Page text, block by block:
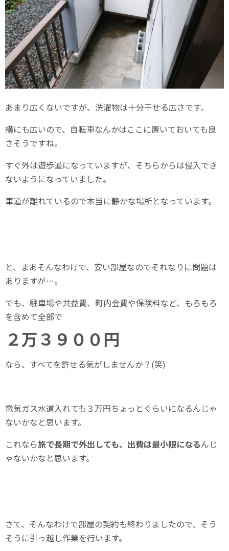
あまり広くないですが、洗濯物は十分干せる広さです。
横にも広いので、自転車なんかはここに置いておいても良
さそうですね。
すぐ外は遊歩道になっていますが、そちらからは侵入でき
ないようになっていました。
車道が離れているので本当に静かな場所となっています。
と、まあそんなわけで、安い部屋なのでそれなりに問題は
ありますが…。
でも、駐車場や共益費、町内会費や保険料など、もろもろ
を含めて全部で
２万３９００円
なら、すべてを許せる気がしませんか？(笑)
電気ガス水道入れても３万円ちょっとぐらいになるんじゃ
ないかなと思います。
これなら旅で長期で外出しても、出費は最小限になるんじ
ゃないかなと思います。
さて、そんなわけで部屋の契約も終わりましたので、そう
そうに引っ越し作業を行います。